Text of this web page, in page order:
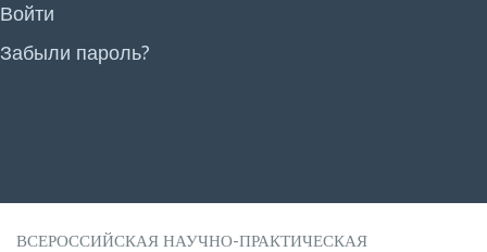
Войти
Забыли пароль?
ВСЕРОССИЙСКАЯ НАУЧНО-ПРАКТИЧЕСКАЯ